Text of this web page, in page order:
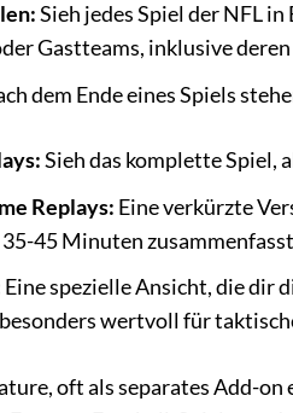
Sieh jedes Spiel der NFL
Gastteams, inklusive
dem Ende eines Spiels
Sieh das komplette Spiel,
Replays: Eine verkürzte
45 Minuten
Eine spezielle Ansicht, die dir
wertvoll für
oft als separates Add-